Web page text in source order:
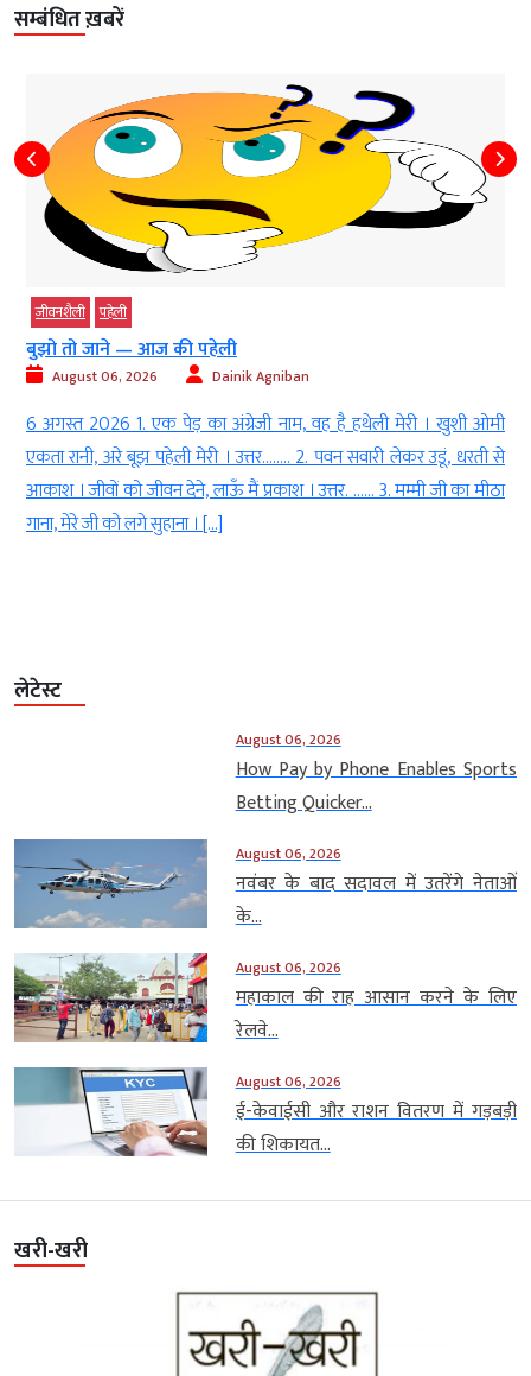
सम्बंधित ख़बरें
जीवनशैली पहेली
बुझो तो जाने — आज की पहेली
August 06, 2026 Dainik Agniban
6 अगस्त 2026 1. एक पेड़ का अंग्रेजी नाम, वह है हथेली मेरी । खुशी ओमी
एकता रानी, अरे बूझ पहेली मेरी । उत्तर…….. 2. पवन सवारी लेकर उडूं, धरती से
आकाश । जीवों को जीवन देने, लाऊँ मैं प्रकाश । उत्तर. …… 3. मम्मी जी का मीठा
गाना, मेरे जी को लगे सुहाना । […]
लेटेस्ट
August 06, 2026
How Pay by Phone Enables Sports
Betting Quicker...
August 06, 2026
नवंबर के बाद सदावल में उतरेंगे नेताओं
के...
August 06, 2026
महाकाल की राह आसान करने के लिए
रेलवे...
August 06, 2026
ई-केवाईसी और राशन वितरण में गड़बड़ी
की शिकायत...
खरी-खरी